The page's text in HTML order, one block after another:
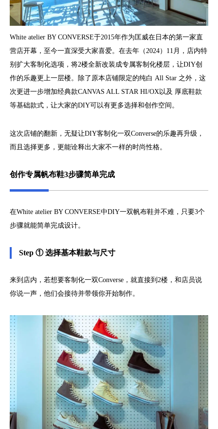
White atelier BY CONVERSE于2015年作为匡威在日本的第一家直
营店开幕，至今一直深受大家喜爱。在去年（2024）11月，店内特
别扩大客制化选项，将2楼全新改装成专属客制化楼层，让DIY创
作的乐趣更上一层楼。除了原本店铺限定的纯白 All Star 之外，这
次更进一步增加经典款CANVAS ALL STAR HI/OX以及 厚底鞋款
等基础款式，让大家的DIY可以有更多选择和创作空间。
这次店铺的翻新，无疑让DIY客制化一双Converse的乐趣再升级，
而且选择更多，更能诠释出大家不一样的时尚性格。
创作专属帆布鞋3步骤简单完成
在White atelier BY CONVERSE中DIY一双帆布鞋并不难，只要3个
步骤就能简单完成设计。
Step ① 选择基本鞋款与尺寸
来到店内，若想要客制化一双Converse，就直接到2楼，和店员说
你说一声，他们会接待并带领你开始制作。